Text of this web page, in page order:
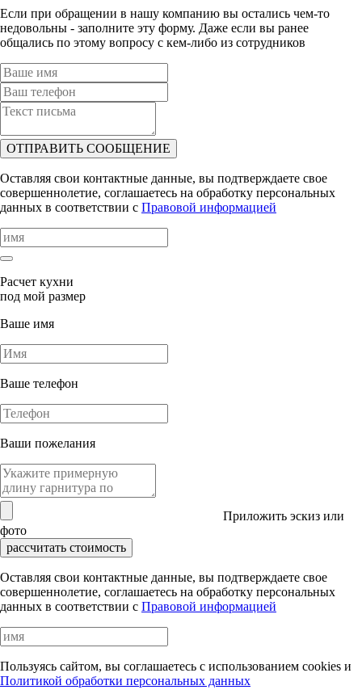
Если при обращении в нашу компанию вы остались чем-то
недовольны - заполните эту форму. Даже если вы ранее
общались по этому вопросу с кем-либо из сотрудников
ОТПРАВИТЬ СООБЩЕНИЕ
Оставляя свои контактные данные, вы подтверждаете свое
совершеннолетие, соглашаетесь на обработку персональных
данных в соответствии с Правовой информацией
Расчет кухни
под мой размер
Ваше имя
Ваше телефон
Ваши пожелания
Приложить эскиз или
фото
рассчитать стоимость
Оставляя свои контактные данные, вы подтверждаете свое
совершеннолетие, соглашаетесь на обработку персональных
данных в соответствии с Правовой информацией
Пользуясь сайтом, вы соглашаетесь с использованием cookies и
Политикой обработки персональных данных